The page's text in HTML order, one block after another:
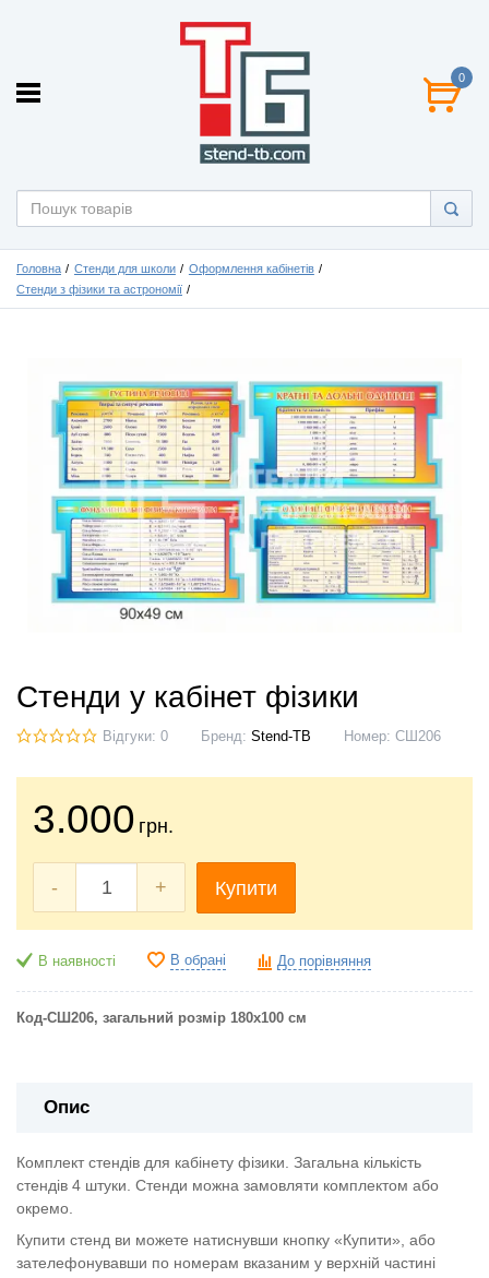
0
Головна Стенди для школи
Оформлення кабінетів
Стенди з фізики та астрономії
Стенди у кабінет фізики
Відгуки: 0 Бренд: Stend-TB Номер: СШ206
3.000 грн.
- + Купити
В наявності В обрані До порівняння
Код-СШ206, загальний розмір 180х100 см
Опис
Комплект стендів для кабінету фізики. Загальна кількість
стендів 4 штуки. Стенди можна замовляти комплектом або
окремо.
Купити стенд ви можете натиснувши кнопку «Купити», або
зателефонувавши по номерам вказаним у верхній частині